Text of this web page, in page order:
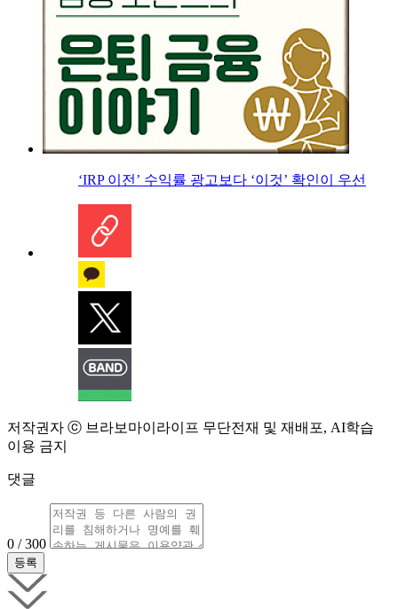
‘IRP 이전’ 수익률 광고보다 ‘이것’ 확인이 우선
저작권자 ⓒ 브라보마이라이프 무단전재 및 재배포, AI학습
이용 금지
댓글
0 / 300